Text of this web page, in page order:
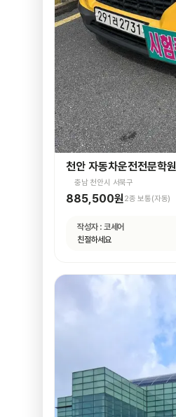
천안 자동차운전전문학원
충남 천안시 서북구
885,500원 2종 보통(자동)
작성자 : 코세어
친절하세요